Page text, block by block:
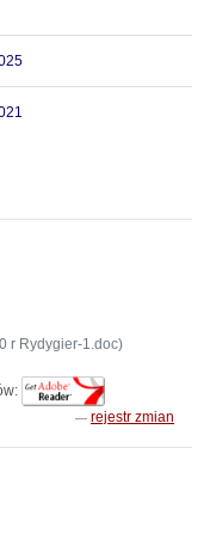
r Rydygier-1.doc)
rejestr zmian